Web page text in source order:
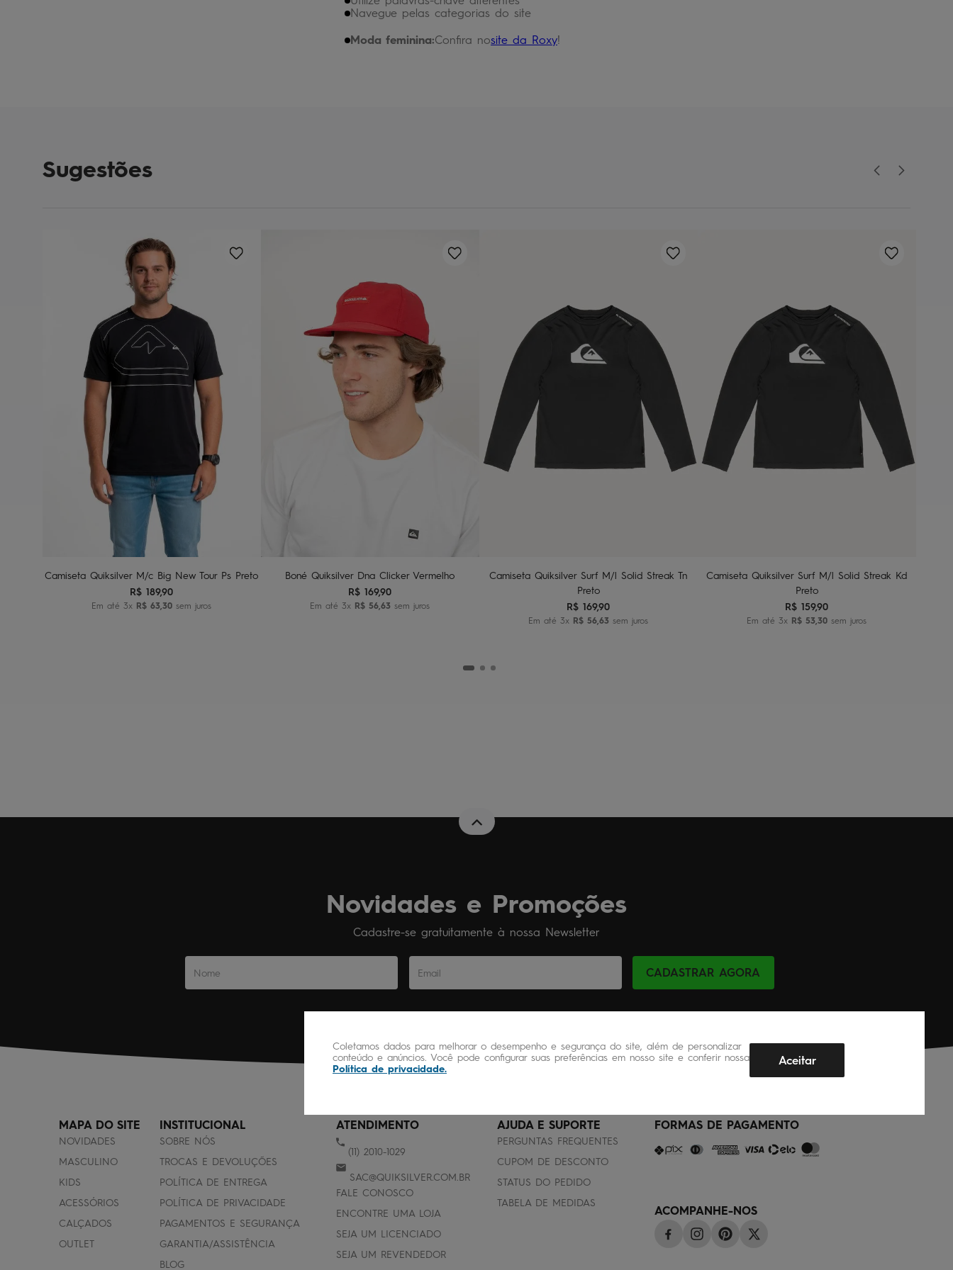
Coletamos dados para melhorar o desempenho e segurança do site, além de personalizar
conteúdo e anúncios. Você pode configurar suas preferências em nosso site e conferir nossa
Política de privacidade.
Aceitar
Navegue pelas categorias do site
Moda feminina:Confira nosite da Roxy!
Sugestões
G2 G3
Adicionar ao carrinho
Camiseta Quiksilver M/c Big New Tour Ps Preto
R$ 189,90
Em até3x R$ 63,30 sem juros
Adicionar ao carrinho
Boné Quiksilver Dna Clicker Vermelho
R$ 169,90
Em até3x R$ 56,63 sem juros
Camiseta Quiksilver Surf M/l Solid Streak Tn
Preto
R$ 169,90
Em até3x R$ 56,63 sem juros
Camiseta Quiksilver Surf M/l Solid Streak Kd
Preto
R$ 159,90
Em até3x R$ 53,30 sem juros
Novidades e Promoções
Cadastre-se gratuitamente à nossa Newsletter
CADASTRAR AGORA
MAPA DO SITE
NOVIDADES
MASCULINO
KIDS
ACESSÓRIOS
CALÇADOS
OUTLET
INSTITUCIONAL
SOBRE NÓS
TROCAS E DEVOLUÇÕES
POLÍTICA DE ENTREGA
POLÍTICA DE PRIVACIDADE
PAGAMENTOS E SEGURANÇA
GARANTIA/ASSISTÊNCIA
BLOG
ATENDIMENTO
(11) 2010-1029
SAC@QUIKSILVER.COM.BR
FALE CONOSCO
ENCONTRE UMA LOJA
SEJA UM LICENCIADO
SEJA UM REVENDEDOR
AJUDA E SUPORTE
PERGUNTAS FREQUENTES
CUPOM DE DESCONTO
STATUS DO PEDIDO
TABELA DE MEDIDAS
FORMAS DE PAGAMENTO
ACOMPANHE-NOS